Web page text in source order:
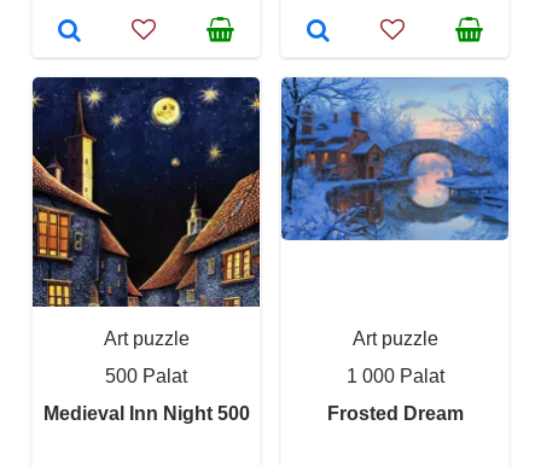
Art puzzle
500 Palat
Medieval Inn Night 500
Art puzzle
1 000 Palat
Frosted Dream